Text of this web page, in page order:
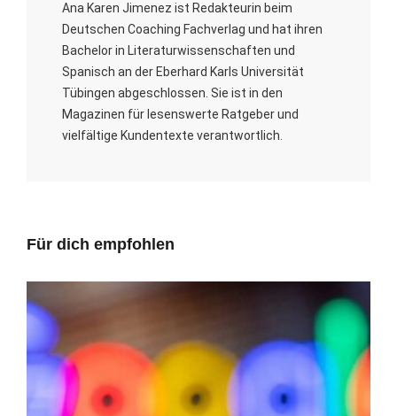
Ana Karen Jimenez ist Redakteurin beim
Deutschen Coaching Fachverlag und hat ihren
Bachelor in Literaturwissenschaften und
Spanisch an der Eberhard Karls Universität
Tübingen abgeschlossen. Sie ist in den
Magazinen für lesenswerte Ratgeber und
vielfältige Kundentexte verantwortlich.
Für dich empfohlen